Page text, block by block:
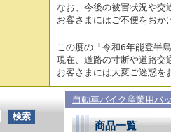
なお、今後の被害状況や交
お客さまにはご不便をおか
この度の「令和6年能登半
現在、道路の寸断や道路交
お客さまには大変ご迷惑を
自動車バイク産業用バ
商品一覧